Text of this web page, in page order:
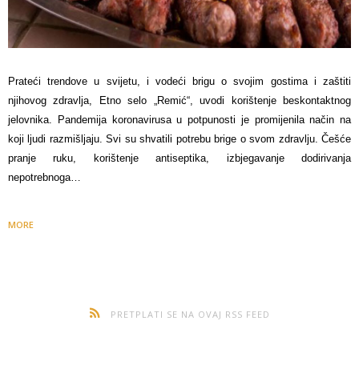
Prateći trendove u svijetu, i vodeći brigu o svojim gostima i zaštiti
njihovog zdravlja, Etno selo „Remić“, uvodi korištenje beskontaktnog
jelovnika. Pandemija koronavirusa u potpunosti je promijenila način na
koji ljudi razmišljaju. Svi su shvatili potrebu brige o svom zdravlju. Češće
pranje ruku, korištenje antiseptika, izbjegavanje dodirivanja
nepotrebnoga…
MORE
PRETPLATI SE NA OVAJ RSS FEED